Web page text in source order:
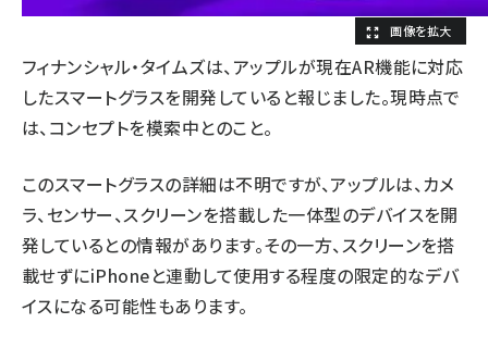
フィナンシャル・タイムズは、アップルが現在AR機能に対応
したスマートグラスを開発していると報じました。現時点で
は、コンセプトを模索中とのこと。
このスマートグラスの詳細は不明ですが、アップルは、カメ
ラ、センサー、スクリーンを搭載した一体型のデバイスを開
発しているとの情報があります。その一方、スクリーンを搭
載せずにiPhoneと連動して使用する程度の限定的なデバ
イスになる可能性もあります。